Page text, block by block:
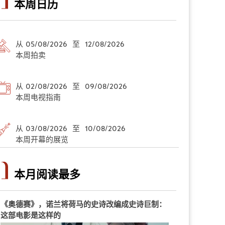
本周日历
从 05/08/2026 至 12/08/2026
本周拍卖
从 02/08/2026 至 09/08/2026
本周电视指南
从 03/08/2026 至 10/08/2026
本周开幕的展览
本月阅读最多
《奥德赛》，诺兰将荷马的史诗改编成史诗巨制：
这部电影是这样的